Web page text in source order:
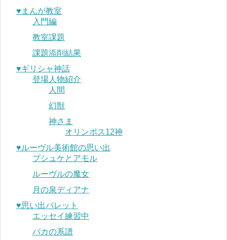
♥︎まんが教室
入門編
教室課題
課題添削結果
♥︎ギリシャ神話
登場人物紹介
人間
幻獣
神さま
オリンポス12神
♥︎ルーヴル美術館の思い出
プシュケとアモル
ルーヴルの魔女
月の泉ディアナ
♥︎思い出パレット
エッセイ練習中
バカの系譜